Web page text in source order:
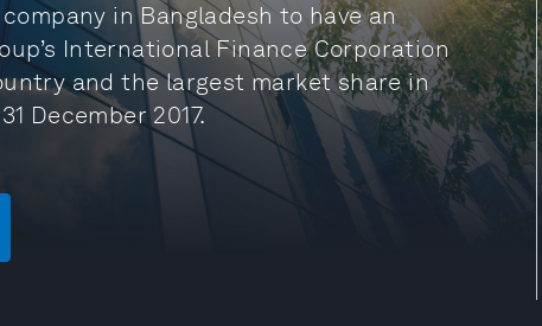
in Bangladesh to have an
International Finance Corporation
and the largest market share in
December 2017.